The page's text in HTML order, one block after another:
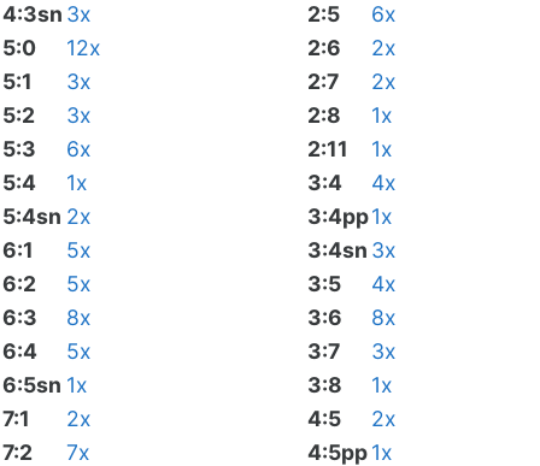
4:3sn 3x
5:0
12x
5:1
3x
5:2
3x
5:3
6x
5:4
1x
5:4sn 2x
6:1
5x
6:2
5x
6:3
8x
6:4
5x
6:5sn 1x
7:1
2x
7:2
7x
2:5
6x
2:6
2x
2:7
2x
2:8
1x
2:11
1x
3:4
4x
3:4pp1x
3:4sn 3x
3:5
4x
3:6
8x
3:7
3x
3:8
1x
4:5
2x
4:5pp1x